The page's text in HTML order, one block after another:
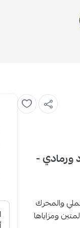
ورمادي -
والمحرك
ومزاياها